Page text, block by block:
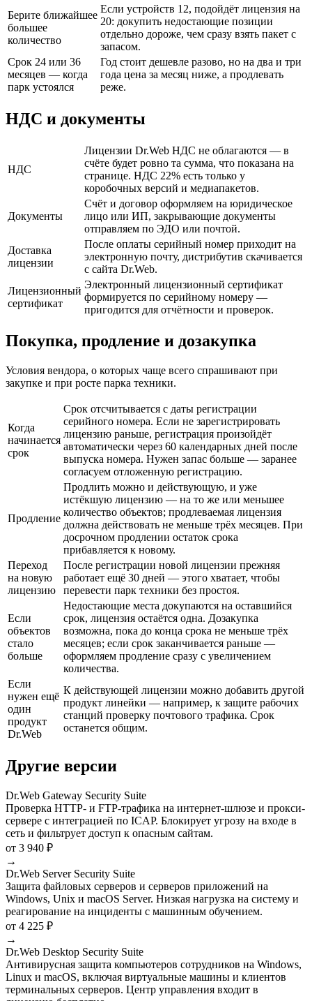
Берите ближайшее
большее
количество
Если устройств 12, подойдёт лицензия на
20: докупить недостающие позиции
отдельно дороже, чем сразу взять пакет с
запасом.
Срок 24 или 36
месяцев — когда
парк устоялся
Год стоит дешевле разово, но на два и три
года цена за месяц ниже, а продлевать
реже.
НДС и документы
НДС
Лицензии Dr.Web НДС не облагаются — в
счёте будет ровно та сумма, что показана на
странице. НДС 22% есть только у
коробочных версий и медиапакетов.
Документы
Счёт и договор оформляем на юридическое
лицо или ИП, закрывающие документы
отправляем по ЭДО или почтой.
Доставка
лицензии
После оплаты серийный номер приходит на
электронную почту, дистрибутив скачивается
с сайта Dr.Web.
Лицензионный
сертификат
Электронный лицензионный сертификат
формируется по серийному номеру —
пригодится для отчётности и проверок.
Покупка, продление и дозакупка
Условия вендора, о которых чаще всего спрашивают при
закупке и при росте парка техники.
Когда
начинается
срок
Срок отсчитывается с даты регистрации
серийного номера. Если не зарегистрировать
лицензию раньше, регистрация произойдёт
автоматически через 60 календарных дней после
выпуска номера. Нужен запас больше — заранее
согласуем отложенную регистрацию.
Продление
Продлить можно и действующую, и уже
истёкшую лицензию — на то же или меньшее
количество объектов; продлеваемая лицензия
должна действовать не меньше трёх месяцев. При
досрочном продлении остаток срока
прибавляется к новому.
Переход
на новую
лицензию
После регистрации новой лицензии прежняя
работает ещё 30 дней — этого хватает, чтобы
перевести парк техники без простоя.
Если
объектов
стало
больше
Недостающие места докупаются на оставшийся
срок, лицензия остаётся одна. Дозакупка
возможна, пока до конца срока не меньше трёх
месяцев; если срок заканчивается раньше —
оформляем продление сразу с увеличением
количества.
Если
нужен ещё
один
продукт
Dr.Web
К действующей лицензии можно добавить другой
продукт линейки — например, к защите рабочих
станций проверку почтового трафика. Срок
останется общим.
Другие версии
Dr.Web Gateway Security Suite
Проверка HTTP- и FTP-трафика на интернет-шлюзе и прокси-
сервере с интеграцией по ICAP. Блокирует угрозу на входе в
сеть и фильтрует доступ к опасным сайтам.
от 3 940 ₽
→
Dr.Web Server Security Suite
Защита файловых серверов и серверов приложений на
Windows, Unix и macOS Server. Низкая нагрузка на систему и
реагирование на инциденты с машинным обучением.
от 4 225 ₽
→
Dr.Web Desktop Security Suite
Антивирусная защита компьютеров сотрудников на Windows,
Linux и macOS, включая виртуальные машины и клиентов
терминальных серверов. Центр управления входит в